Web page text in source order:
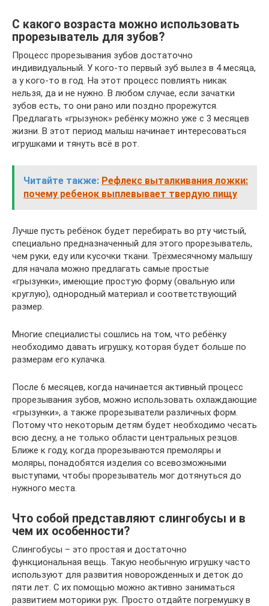
С какого возраста можно использовать
прорезыватель для зубов?
Процесс прорезывания зубов достаточно
индивидуальный. У кого-то первый зуб вылез в 4 месяца,
а у кого-то в год. На этот процесс повлиять никак
нельзя, да и не нужно. В любом случае, если зачатки
зубов есть, то они рано или поздно прорежутся.
Предлагать «грызунок» ребёнку можно уже с 3 месяцев
жизни. В этот период малыш начинает интересоваться
игрушками и тянуть всё в рот.
Читайте также: Рефлекс выталкивания ложки:
почему ребенок выплевывает твердую пищу
Лучше пусть ребёнок будет перебирать во рту чистый,
специально предназначенный для этого прорезыватель,
чем руки, еду или кусочки ткани. Трёхмесячному малышу
для начала можно предлагать самые простые
«грызунки», имеющие простую форму (овальную или
круглую), однородный материал и соответствующий
размер.
Многие специалисты сошлись на том, что ребёнку
необходимо давать игрушку, которая будет больше по
размерам его кулачка.
После 6 месяцев, когда начинается активный процесс
прорезывания зубов, можно использовать охлаждающие
«грызунки», а также прорезыватели различных форм.
Потому что некоторым детям будет необходимо чесать
всю десну, а не только области центральных резцов.
Ближе к году, когда прорезываются премоляры и
моляры, понадобятся изделия со всевозможными
выступами, чтобы прорезыватель мог дотянуться до
нужного места.
Что собой представляют слингобусы и в
чем их особенности?
Слингобусы – это простая и достаточно
функциональная вещь. Такую необычную игрушку часто
используют для развития новорожденных и деток до
пяти лет. С их помощью можно активно заниматься
развитием моторики рук. Просто отдайте погремушку в